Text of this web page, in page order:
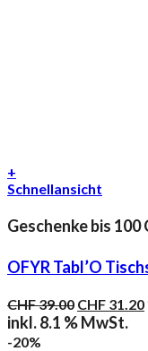
+
Schnellansicht
Geschenke bis 100
OFYR Tabl’O
CHF39.00
Preis
CHF 31.20
inkl. 8.1 % MwSt.
-20%